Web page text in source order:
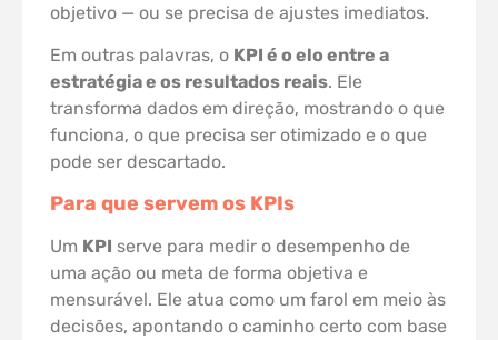
objetivo — ou se precisa de ajustes imediatos.
Em outras palavras, o KPI é o elo entre a
estratégia e os resultados reais. Ele
transforma dados em direção, mostrando o que
funciona, o que precisa ser otimizado e o que
pode ser descartado.
Para que servem os KPIs
Um KPI serve para medir o desempenho de
uma ação ou meta de forma objetiva e
mensurável. Ele atua como um farol em meio às
decisões, apontando o caminho certo com base